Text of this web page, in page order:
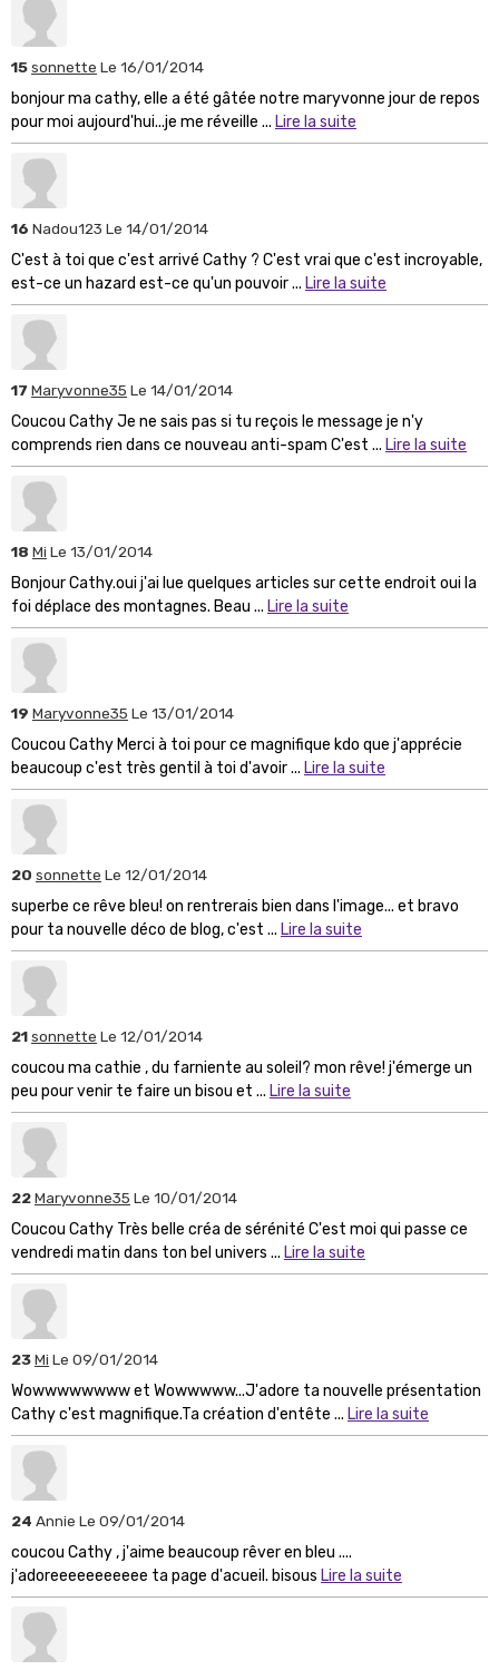
15sonnette Le 16/01/2014
bonjour ma cathy, elle a été gâtée notre maryvonne jour de repos
pour moi aujourd'hui...je me réveille ... Lire la suite
16 Nadou123 Le 14/01/2014
C'est à toi que c'est arrivé Cathy ? C'est vrai que c'est incroyable,
est-ce un hazard est-ce qu'un pouvoir ... Lire la suite
17 Maryvonne35 Le 14/01/2014
Coucou Cathy Je ne sais pas si tu reçois le message je n'y
comprends rien dans ce nouveau anti-spam C'est ... Lire la suite
18 Mi Le 13/01/2014
Bonjour Cathy.oui j'ai lue quelques articles sur cette endroit oui la
foi déplace des montagnes. Beau ... Lire la suite
19 Maryvonne35 Le 13/01/2014
Coucou Cathy Merci à toi pour ce magnifique kdo que j'apprécie
beaucoup c'est très gentil à toi d'avoir ... Lire la suite
20 sonnette Le 12/01/2014
superbe ce rêve bleu! on rentrerais bien dans l'image... et bravo
pour ta nouvelle déco de blog, c'est ... Lire la suite
21sonnette Le 12/01/2014
coucou ma cathie , du farniente au soleil? mon rêve! j'émerge un
peu pour venir te faire un bisou et ... Lire la suite
22Maryvonne35 Le 10/01/2014
Coucou Cathy Très belle créa de sérénité C'est moi qui passe ce
vendredi matin dans ton bel univers ... Lire la suite
23Mi Le 09/01/2014
Wowwwwwwww et Wowwwww...J'adore ta nouvelle présentation
Cathy c'est magnifique.Ta création d'entête ... Lire la suite
24 Annie Le 09/01/2014
coucou Cathy , j'aime beaucoup rêver en bleu ....
j'adoreeeeeeeeeee ta page d'acueil. bisous Lire la suite